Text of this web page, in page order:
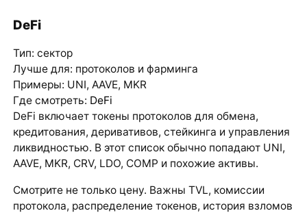
DeFi
Тип: сектор
Лучше для: протоколов и фарминга
Примеры: UNI, AAVE, MKR
Где смотреть: DeFi
DeFi включает токены протоколов для обмена,
кредитования, деривативов, стейкинга и управления
ликвидностью. В этот список обычно попадают UNI,
AAVE, MKR, CRV, LDO, COMP и похожие активы.
Смотрите не только цену. Важны TVL, комиссии
протокола, распределение токенов, история взломов